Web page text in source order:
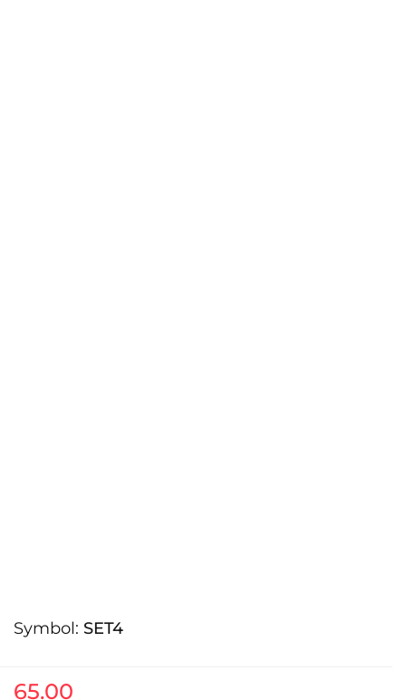
Symbol: SET4
65.00